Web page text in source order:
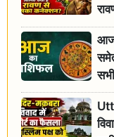
आज